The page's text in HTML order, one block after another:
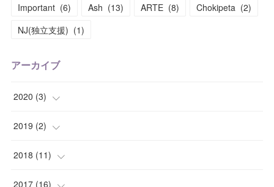
Important (6) Ash (13) ARTE (8) Chokipeta (2)
NJ(独立支援) (1)
アーカイブ
2020 (3)
(1
( 1)
(1)
2019 (2)
( 1)
(1)
2018 (11)
(2)
2017 (16)